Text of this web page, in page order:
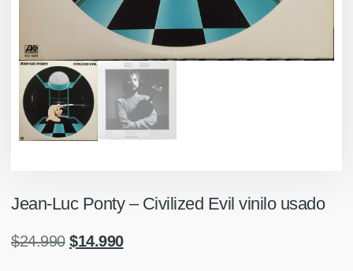
Jean-Luc Ponty ‎– Civilized Evil vinilo usado
$24.990 $14.990